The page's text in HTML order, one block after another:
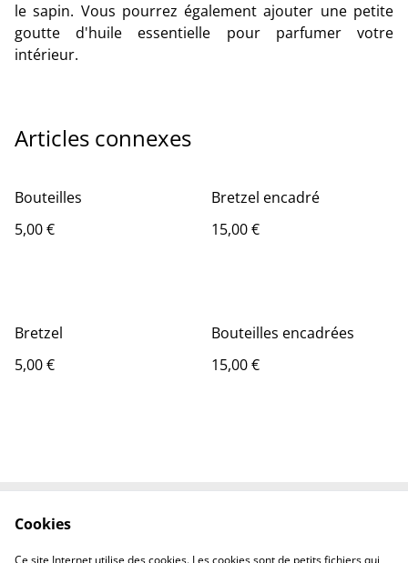
le sapin. Vous pourrez également ajouter une petite
goutte d'huile essentielle pour parfumer votre
intérieur.
Articles connexes
Bouteilles
5,00 €
Bretzel encadré
15,00 €
Bretzel
5,00 €
Bouteilles encadrées
15,00 €
Politique de
Politique de cookies
Cookies
Ce site Internet utilise des cookies. Les cookies sont de petits fichiers qui